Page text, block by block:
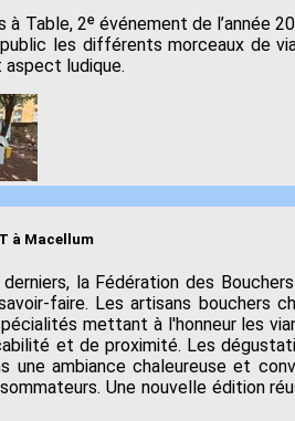
à Table, 2ᵉ événement de l’année
les différents morceaux de
ludique.
à Macellum
la Fédération des
faire. Les artisans bouchers
mettant à l'honneur les
et de proximité. Les
une ambiance chaleureuse et
Une nouvelle édition